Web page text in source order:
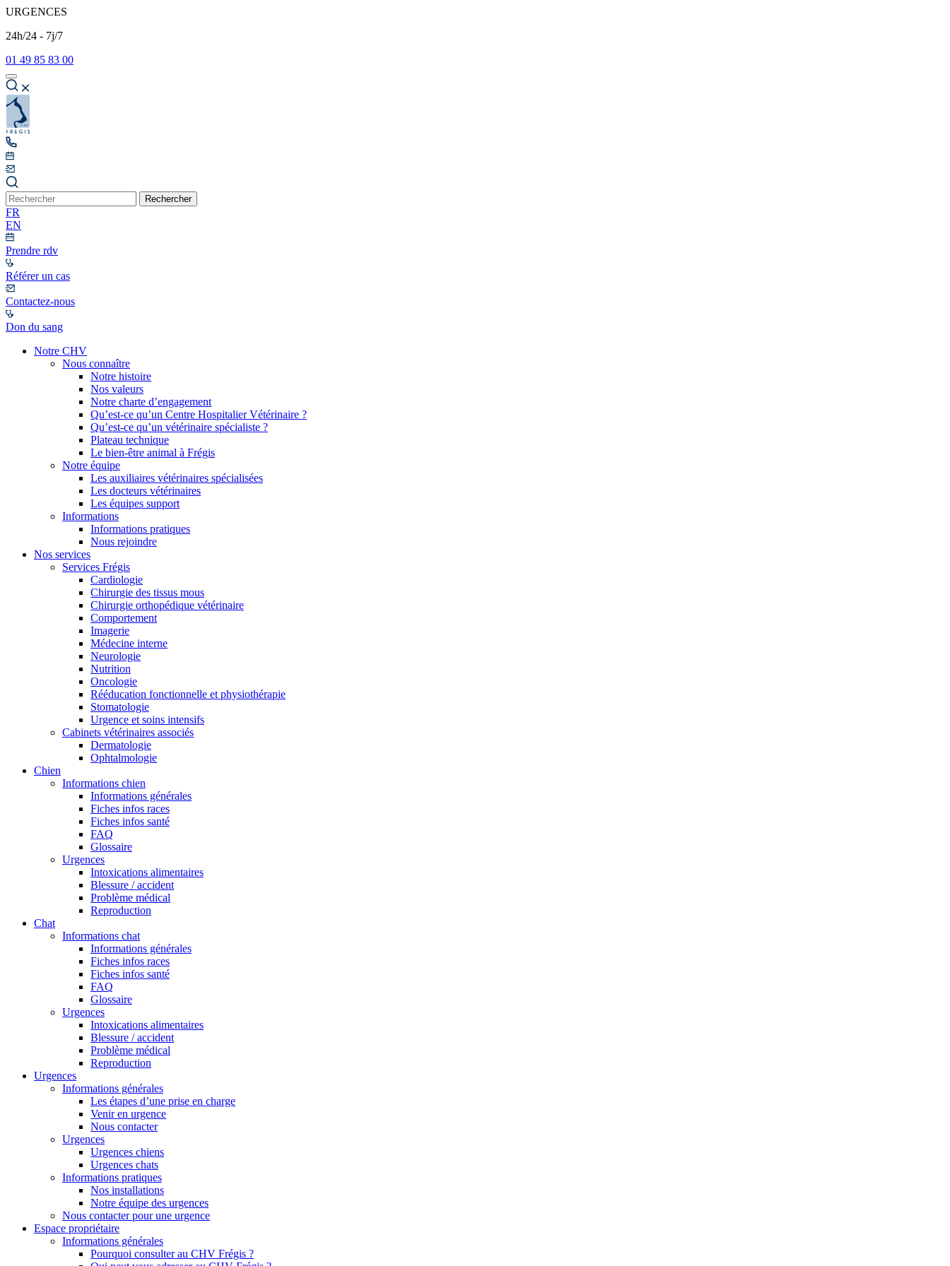
URGENCES
24h/24 - 7j/7
01 49 85 83 00
Rechercher
FR
EN
Prendre rdv
Référer un cas
Contactez-nous
Don du sang
Notre CHV
Nous connaître
Notre histoire
Nos valeurs
Notre charte d’engagement
Qu’est-ce qu’un Centre Hospitalier Vétérinaire ?
Qu’est-ce qu’un vétérinaire spécialiste ?
Plateau technique
Le bien-être animal à Frégis
Notre équipe
Les auxiliaires vétérinaires spécialisées
Les docteurs vétérinaires
Les équipes support
Informations
Informations pratiques
Nous rejoindre
Nos services
Services Frégis
Cardiologie
Chirurgie des tissus mous
Chirurgie orthopédique vétérinaire
Comportement
Imagerie
Médecine interne
Neurologie
Nutrition
Oncologie
Rééducation fonctionnelle et physiothérapie
Stomatologie
Urgence et soins intensifs
Cabinets vétérinaires associés
Dermatologie
Ophtalmologie
Chien
Informations chien
Informations générales
Fiches infos races
Fiches infos santé
FAQ
Glossaire
Urgences
Intoxications alimentaires
Blessure / accident
Problème médical
Reproduction
Chat
Informations chat
Informations générales
Fiches infos races
Fiches infos santé
FAQ
Glossaire
Urgences
Intoxications alimentaires
Blessure / accident
Problème médical
Reproduction
Urgences
Informations générales
Les étapes d’une prise en charge
Venir en urgence
Nous contacter
Urgences
Urgences chiens
Urgences chats
Informations pratiques
Nos installations
Notre équipe des urgences
Nous contacter pour une urgence
Espace propriétaire
Informations générales
Pourquoi consulter au CHV Frégis ?